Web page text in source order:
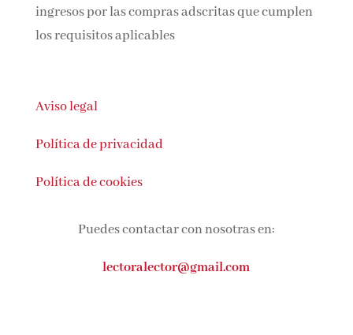
ingresos por las compras adscritas que cumplen
los requisitos aplicables
Aviso legal
Política de privacidad
Política de cookies
Puedes contactar con nosotras en:
lectoralector@gmail.com